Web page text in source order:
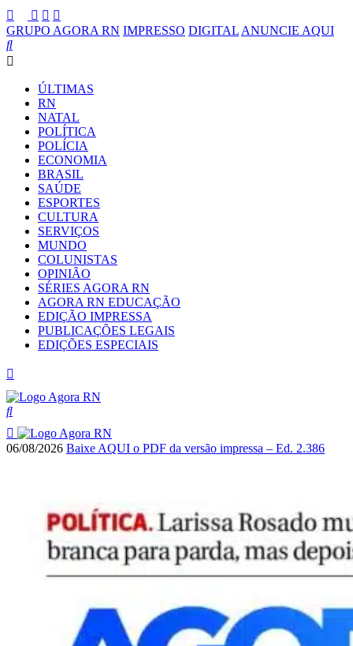
GRUPO AGORA RN IMPRESSO DIGITAL ANUNCIE AQUI
ÚLTIMAS
RN
NATAL
POLÍTICA
POLÍCIA
ECONOMIA
BRASIL
SAÚDE
ESPORTES
CULTURA
SERVIÇOS
MUNDO
COLUNISTAS
OPINIÃO
SÉRIES AGORA RN
AGORA RN EDUCAÇÃO
EDIÇÃO IMPRESSA
PUBLICAÇÕES LEGAIS
EDIÇÕES ESPECIAIS
06/08/2026 Baixe AQUI o PDF da versão impressa – Ed. 2.386